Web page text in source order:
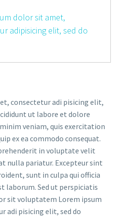
dolor sit amet,
adipisicing elit, sed do
consectetur adi pisicing elit,
ut labore et dolore
veniam, quis exercitation
ex ea commodo consequat.
in voluptate velit
nulla pariatur. Excepteur sint
sunt in culpa qui officia
laborum. Sed ut perspiciatis
sit voluptatem Lorem ipsum
adi pisicing elit, sed do